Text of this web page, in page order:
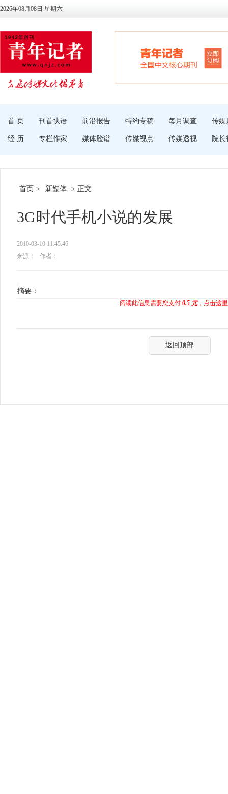
2026年08月08日 星期六
首 页 刊首快语 前沿报告 特约专稿 每月调查 传媒
经 历 专栏作家 媒体脸谱 传媒视点 传媒透视 院长
首页 > 新媒体 > 正文
3G时代手机小说的发展
2010-03-10 11:45:46
来源：
作者：
摘要：
阅读此信息需要您支付 0.5 元，点击这
返回顶部